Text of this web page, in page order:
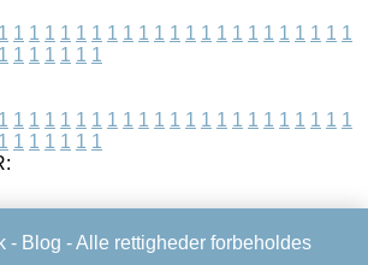
1 1 1 1 1 1 1 1 1 1 1 1 1 1 1 1 1 1 1 1 1 1 1
1 1 1 1 1 1 1
1 1 1 1 1 1 1 1 1 1 1 1 1 1 1 1 1 1 1 1 1 1 1
1 1 1 1 1 1 1
- Blog - Alle rettigheder forbeholdes